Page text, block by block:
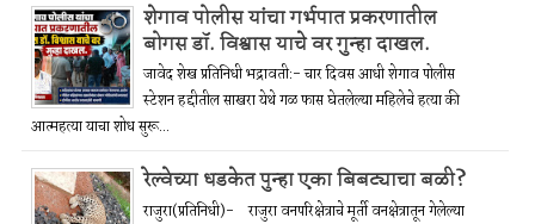
शेगाव पोलीस यांचा गर्भपात प्रकरणातील
बोगस डॉ. विश्वास याचे वर गुन्हा दाखल.
जावेद शेख प्रतिनिधी भद्रावती:- चार दिवस आधी शेगाव पोलीस
स्टेशन हद्दीतील साखरा येथे गळ फास घेतलेल्या महिलेचे हत्या की
आत्महत्या याचा शोध सुरू...
रेल्वेच्या धडकेत पुन्हा एका बिबट्याचा बळी?
राजुरा(प्रतिनिधी)- राजुरा वनपरिक्षेत्राचे मूर्ती वनक्षेत्रातून गेलेल्या